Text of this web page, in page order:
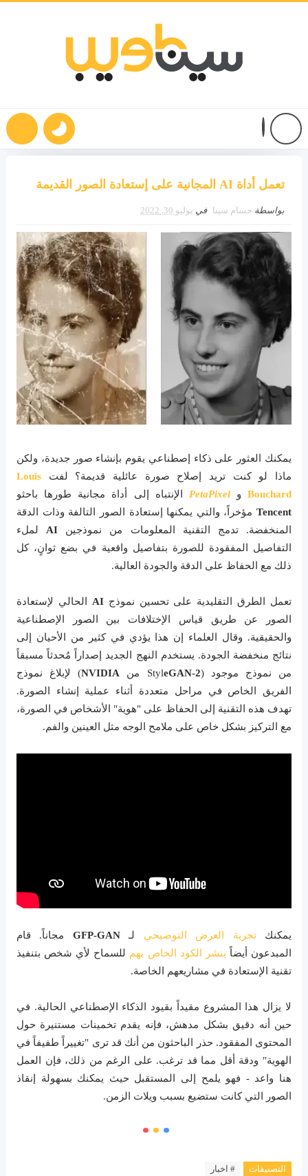
تعمل أداة AI المجانية على إستعادة الصور القديمة
بواسطة حسام سينا في يوليو 30, 2022
يمكنك العثور على ذكاء إصطناعي يقوم بإنشاء صور جديدة، ولكن
ماذا لو كنت تريد إصلاح صورة عائلية قديمة؟ لفتLouis
Bouchard
و PetaPixel
الإنتباه إلى أداة مجانية طورها باحثو
Tencent مؤخراً، والتي يمكنها إستعادة الصور التالفة وذات الدقة
المنخفضة. تدمج التقنية المعلومات من نموذجين AI
لملء
التفاصيل المفقودة للصورة بتفاصيل واقعية في بضع ثوانٍ، كل
ذلك مع الحفاظ على الدقة والجودة العالية.
تعمل الطرق التقليدية على تحسين نموذجAI
الحالي لإستعادة
الصور عن طريق قياس الإختلافات بين الصور الإصطناعية
والحقيقية. وقال العلماء إن هذا يؤدي في كثير من الأحيان إلى
نتائج منخفضة الجودة. يستخدم النهج الجديد إصداراً مُحدثاً مسبقاً
من نموذج موجود (StyleGAN-2 من NVIDIA) لإبلاغ نموذج
الفريق الخاص في مراحل متعددة أثناء عملية إنشاء الصورة.
تهدف هذه التقنية إلى الحفاظ على "هوية" الأشخاص في الصورة،
مع التركيز بشكل خاص على ملامح الوجه مثل العينين والفم.
يمكنكتجربة العرض التوضيحي لـGFP-GAN مجاناً. قام
المبدعون أيضاً بنشر الكود الخاص بهم للسماح لأي شخص بتنفيذ
تقنية الإستعادة في مشاريعهم الخاصة.
لا يزال هذا المشروع مقيداً بقيود الذكاء الإصطناعي الحالية. في
حين أنه دقيق بشكل مدهش، فإنه يقدم تخمينات مستنيرة حول
المحتوى المفقود. حذر الباحثون من أنك قد ترى "تغييراً طفيفاً في
الهوية" ودقة أقل مما قد ترغب. على الرغم من ذلك، فإن العمل
هنا واعد - فهو يلمح إلى المستقبل حيث يمكنك بسهولة إنقاذ
الصور التي كانت ستضيع بسبب ويلات الزمن.
التصنيفات # اخبار